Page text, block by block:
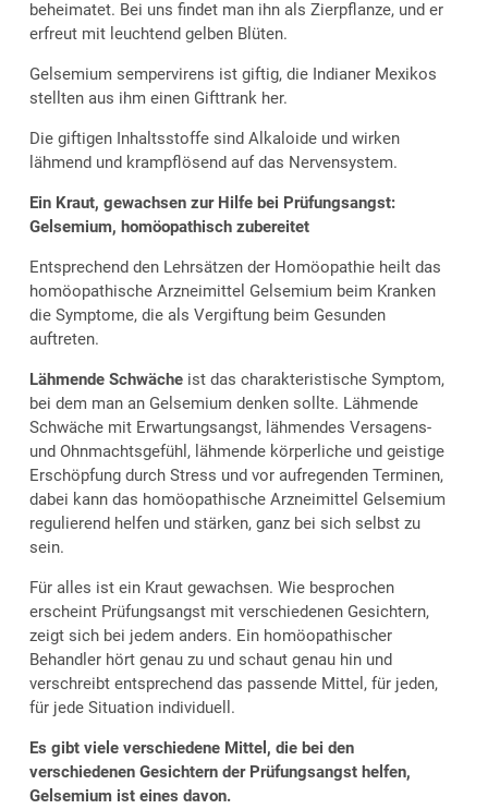
beheimatet. Bei uns findet man ihn als Zierpflanze, und er
erfreut mit leuchtend gelben Blüten.
Gelsemium sempervirens ist giftig, die Indianer Mexikos
stellten aus ihm einen Gifttrank her.
Die giftigen Inhaltsstoffe sind Alkaloide und wirken
lähmend und krampflösend auf das Nervensystem.
Ein Kraut, gewachsen zur Hilfe bei Prüfungsangst:
Gelsemium, homöopathisch zubereitet
Entsprechend den Lehrsätzen der Homöopathie heilt das
homöopathische Arzneimittel Gelsemium beim Kranken
die Symptome, die als Vergiftung beim Gesunden
auftreten.
Lähmende Schwäche ist das charakteristische Symptom,
bei dem man an Gelsemium denken sollte. Lähmende
Schwäche mit Erwartungsangst, lähmendes Versagens-
und Ohnmachtsgefühl, lähmende körperliche und geistige
Erschöpfung durch Stress und vor aufregenden Terminen,
dabei kann das homöopathische Arzneimittel Gelsemium
regulierend helfen und stärken, ganz bei sich selbst zu
sein.
Für alles ist ein Kraut gewachsen. Wie besprochen
erscheint Prüfungsangst mit verschiedenen Gesichtern,
zeigt sich bei jedem anders. Ein homöopathischer
Behandler hört genau zu und schaut genau hin und
verschreibt entsprechend das passende Mittel, für jeden,
für jede Situation individuell.
Es gibt viele verschiedene Mittel, die bei den
verschiedenen Gesichtern der Prüfungsangst helfen,
Gelsemium ist eines davon.